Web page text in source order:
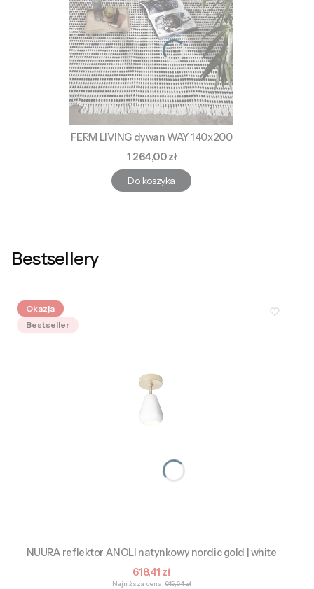
FERM LIVING dywan WAY 140x200
Cena
1 264,00 zł
Do koszyka
Bestsellery
Okazja
Bestseller
NUURA reflektor ANOLI natynkowy nordic gold | white
Cena promocyjna
618,41 zł
Najniższa cena:615,64 zł